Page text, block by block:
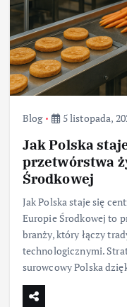
Blog 5 listopada,
Jak Polska
przetwórstwa
Środkowej
Jak Polska staje się
Europie Środkowej to
branży, który łączy
technologicznymi.
surowcowy Polska